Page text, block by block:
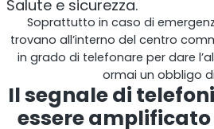
Salute e sicurezza.
Soprattutto in caso di
trovano all’interno del centro
in grado di telefonare per dare
ormai un obbligo
Il segnale di
essere